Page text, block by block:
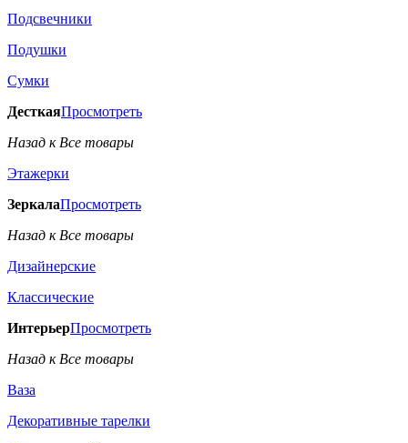
Подсвечники
Подушки
Сумки
ДесткаяПросмотреть
Назад к Все товары
Этажерки
ЗеркалаПросмотреть
Назад к Все товары
Дизайнерские
Классические
ИнтерьерПросмотреть
Назад к Все товары
Ваза
Декоративные тарелки